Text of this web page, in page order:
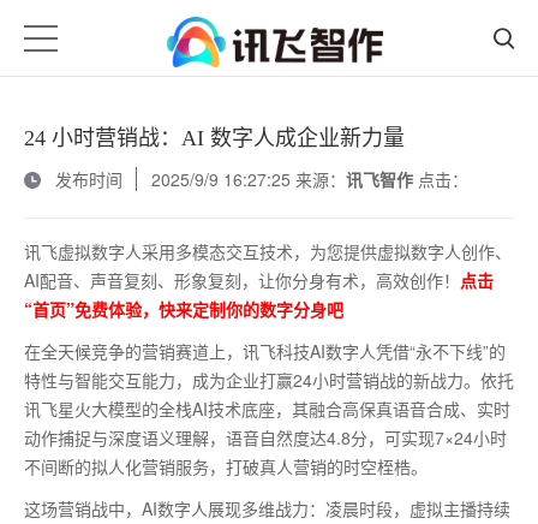
24 小时营销战：AI 数字人成企业新力量
发布时间
2025/9/9 16:27:25 来源： 讯飞智作 点击：
讯飞虚拟数字人采用多模态交互技术，为您提供虚拟数字人创作、
AI配音、声音复刻、形象复刻，让你分身有术，高效创作！ 点击
“首页”免费体验，快来定制你的数字分身吧
在全天候竞争的营销赛道上，讯飞科技AI数字人凭借“永不下线”的
特性与智能交互能力，成为企业打赢24小时营销战的新战力。依托
讯飞星火大模型的全栈AI技术底座，其融合高保真语音合成、实时
动作捕捉与深度语义理解，语音自然度达4.8分，可实现7×24小时
不间断的拟人化营销服务，打破真人营销的时空桎梏。
这场营销战中， AI数字人展现多维战力：凌晨时段，虚拟主播持续